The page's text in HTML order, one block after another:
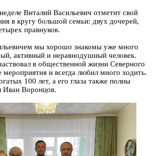
Виталий Васильевич отметит свой
в кругу большой семьи: двух дочерей,
правнуков.
мы хорошо знакомы уже много
активный и неравнодушный человек.
в общественной жизни Северного
мероприятия и всегда любил много ходить.
100 лет, а его глаза также полны
Иван Воронцов.